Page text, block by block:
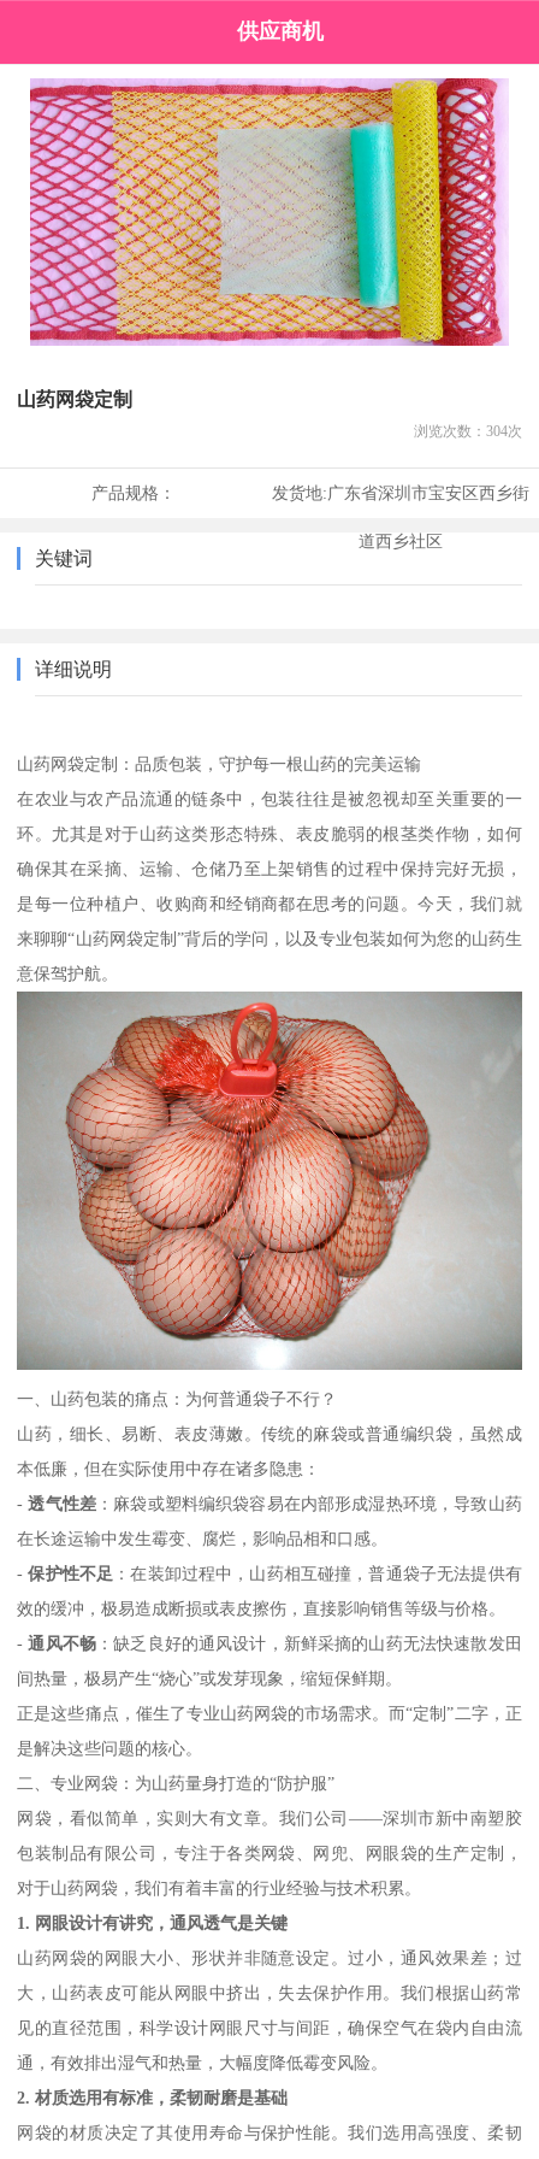
供应商机
山药网袋定制
浏览次数： 304次
产品规格： 发货地:广东省深圳市宝安区西乡街
道西乡社区
关键词
详细说明
山药网袋定制：品质包装，守护每一根山药的完美运输
在农业与农产品流通的链条中，包装往往是被忽视却至关重要的一
环。尤其是对于山药这类形态特殊、表皮脆弱的根茎类作物，如何
确保其在采摘、运输、仓储乃至上架销售的过程中保持完好无损，
是每一位种植户、收购商和经销商都在思考的问题。今天，我们就
来聊聊“山药网袋定制”背后的学问，以及专业包装如何为您的山药生
意保驾护航。
一、山药包装的痛点：为何普通袋子不行？
山药，细长、易断、表皮薄嫩。传统的麻袋或普通编织袋，虽然成
本低廉，但在实际使用中存在诸多隐患：
-透气性差 ：麻袋或塑料编织袋容易在内部形成湿热环境，导致山药
在长途运输中发生霉变、腐烂，影响品相和口感。
-保护性不足 ：在装卸过程中，山药相互碰撞，普通袋子无法提供有
效的缓冲，极易造成断损或表皮擦伤，直接影响销售等级与价格。
-通风不畅 ：缺乏良好的通风设计，新鲜采摘的山药无法快速散发田
间热量，极易产生“烧心”或发芽现象，缩短保鲜期。
正是这些痛点，催生了专业山药网袋的市场需求。而“定制”二字，正
是解决这些问题的核心。
二、专业网袋：为山药量身打造的“防护服”
网袋，看似简单，实则大有文章。我们公司——深圳市新中南塑胶
包装制品有限公司，专注于各类网袋、网兜、网眼袋的生产定制，
对于山药网袋，我们有着丰富的行业经验与技术积累。
1. 网眼设计有讲究，通风透气是关键
山药网袋的网眼大小、形状并非随意设定。过小，通风效果差；过
大，山药表皮可能从网眼中挤出，失去保护作用。我们根据山药常
见的直径范围，科学设计网眼尺寸与间距，确保空气在袋内自由流
通，有效排出湿气和热量，大幅度降低霉变风险。
2. 材质选用有标准，柔韧耐磨是基础
网袋的材质决定了其使用寿命与保护性能。我们选用高强度、柔韧